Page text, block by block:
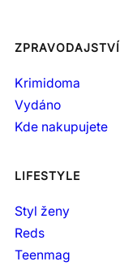
ZPRAVODAJSTVÍ
Krimidoma
Vydáno
Kde nakupujete
LIFESTYLE
Styl ženy
Reds
Teenmag